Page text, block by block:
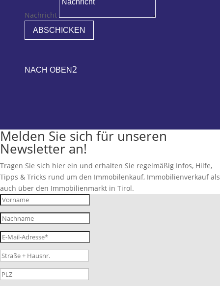
Nachricht
ABSCHICKEN
NACH OBEN 2
Melden Sie sich für unseren
Newsletter an!
Tragen Sie sich hier ein und erhalten Sie regelmäßig Infos, Hilfe,
Tipps & Tricks rund um den Immobilenkauf, Immobilienverkauf als
auch über den Immobilienmarkt in Tirol.